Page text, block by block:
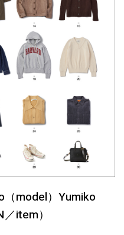
model）Yumiko
item）